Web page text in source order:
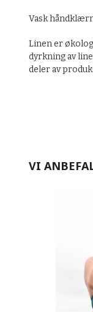
Vask
Linen er
dyrkning av
deler av
VI